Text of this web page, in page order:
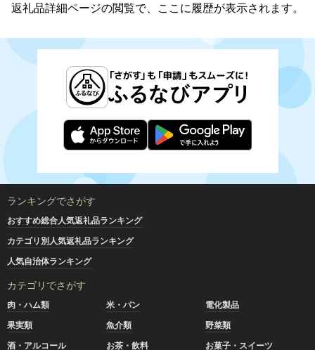
返礼品詳細ページの閲覧で、ここに履歴が表示されます。
ランキングでさがす
おすすめ総合人気返礼品ランキング
カテゴリ別人気返礼品ランキング
人気自治体ランキング
カテゴリでさがす
肉・ハム類 米・パン
電化製品
果実類
魚介類
野菜類
酒・アルコール
お茶・飲料
お菓子・スイーツ